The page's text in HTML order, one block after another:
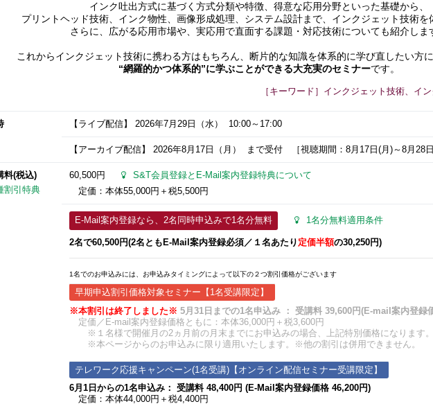
インク吐出方式に基づく方式分類や特徴、得意な応用分野といった基礎から、
プリントヘッド技術、インク物性、画像形成処理、システム設計まで、インクジェット技術を
さらに、広がる応用市場や、実応用で直面する課題・対応技術についても紹介しま
これからインクジェット技術に携わる方はもちろん、断片的な知識を体系的に学び直したい方に
“網羅的かつ体系的”に学ぶことができる大充実のセミナーです。
［キーワード］インクジェット技術、イ
【ライブ配信】 2026年7月29日 （水） 10:00～17:00
【アーカイブ配信】 2026年8月17日 （月） まで受付 ［視聴期間：8月17日(月)～8月28日
料(税込)
割引特典
60,500円
S&T会員登録とE-Mail案内登録特典について
定価：本体55,000円＋税5,500円
E-Mail案内登録なら、2名同時申込みで1名分無料 1名分無料適用条件
2名で60,500円(2名ともE-Mail案内登録必須​／１名あたり 定価半額の30,250円)
1名でのお申込みには、お申込みタイミングによって以下の２つ割引価格がございます
早期申込割引価格対象セミナー【1名受講限定】
※本割引は終了しました※ 5月31日までの1名申込み ： 受講料 39,600円(E-mail案内登録
定価／E-mail案内登録価格ともに：本体36,000円＋税3,600円
※１名様で開催月の2ヵ月前の月末までにお申込みの場合、上記特別価格になります。
※本ページからのお申込みに限り適用いたします。※他の割引は併用できません。
テレワーク応援キャンペーン(1名受講)【オンライン配信セミナー受講限定】
6月1日からの1名申込み： 受講料 48,400円 (E-Mail案内登録価格 46,200円)
定価：本体44,000円＋税4,400円